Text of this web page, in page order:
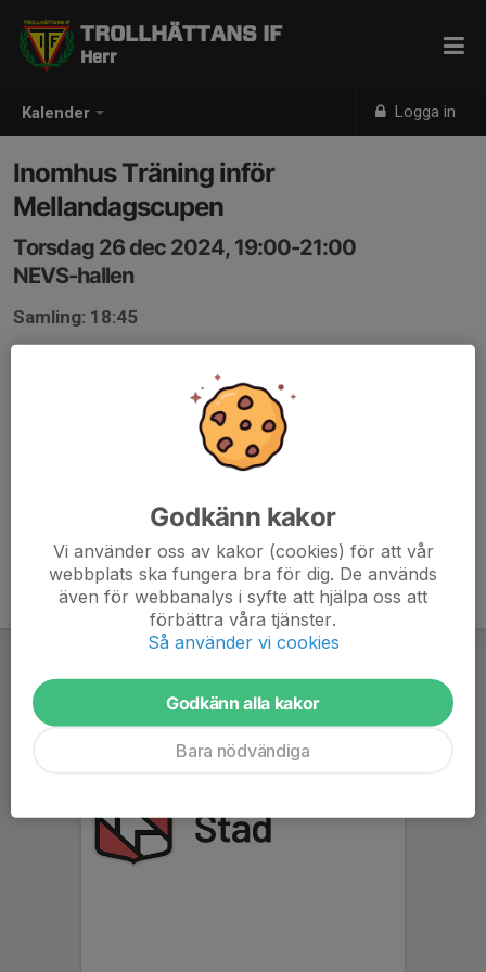
Kalender Logga in
TROLLHÄTTANS IF
Herr
Inomhus Träning inför
Mellandagscupen
Torsdag 26 dec 2024, 19:00-21:00
NEVS-hallen
Samling: 18:45
Godkänn kakor
Vi använder oss av kakor (cookies) för att vår
webbplats ska fungera bra för dig. De används
även för webbanalys i syfte att hjälpa oss att
förbättra våra tjänster.
Så använder vi cookies
Godkänn alla kakor
Bara nödvändiga